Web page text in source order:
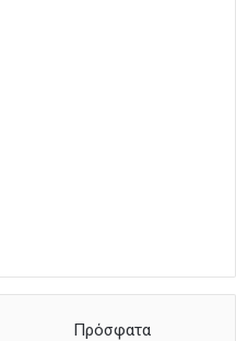
Πρόσφατα